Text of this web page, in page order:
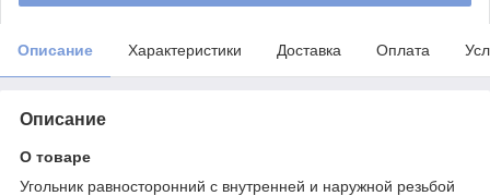
Описание Характеристики Доставка Оплата
Описание
О товаре
Угольник равносторонний с внутренней и наружной резьбой